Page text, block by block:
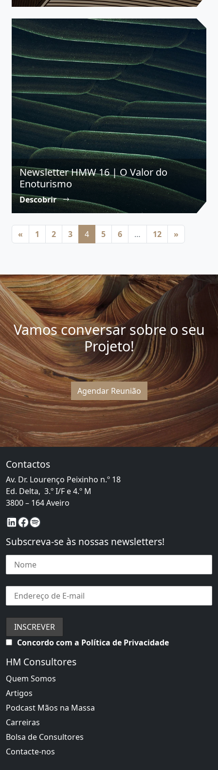
Newsletter HMW 16 | O Valor do
Enoturismo
Descobrir
Posts navigation
« 1 2 3 4 5 6 … 12 »
Vamos conversar sobre o seu
Projeto!
Agendar Reunião
Contactos
Av. Dr. Lourenço Peixinho n.º 18
Ed. Delta, 3.º I/F e 4.º M
3800 – 164 Aveiro
LinkedIn
Facebook
Spotify
Subscreva-se às nossas newsletters!
Concordo com a Política de Privacidade
HM Consultores
Quem Somos
Artigos
Podcast Mãos na Massa
Carreiras
Bolsa de Consultores
Contacte-nos